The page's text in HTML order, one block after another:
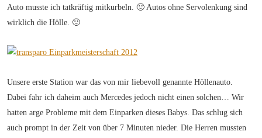
Auto musste ich tatkräftig mitkurbeln. 🙂 Autos ohne Servolenkung sind
wirklich die Hölle. 🙂
Unsere erste Station war das von mir liebevoll genannte Höllenauto.
Dabei fahr ich daheim auch Mercedes jedoch nicht einen solchen… Wir
hatten arge Probleme mit dem Einparken dieses Babys. Das schlug sich
auch prompt in der Zeit von über 7 Minuten nieder. Die Herren mussten